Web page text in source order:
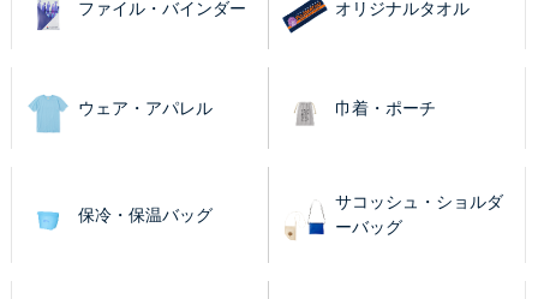
ファイル・バインダー オリジナルタオル
ウェア・アパレル 巾着・ポーチ
保冷・保温バッグ
サコッシュ・ショルダ
ーバッグ